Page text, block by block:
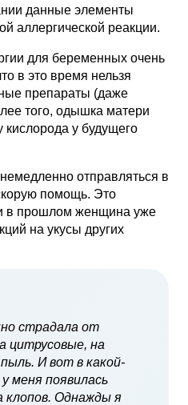
данные элементы
аллергической реакции.
для беременных очень
в это время нельзя
препараты (даже
того, одышка матери
кислорода у будущего
отправляться в
помощь. Это
в прошлом женщина уже
на укусы других
страдала от
цитрусовые, на
И вот в какой-
меня появилась
клопов. Однажды я